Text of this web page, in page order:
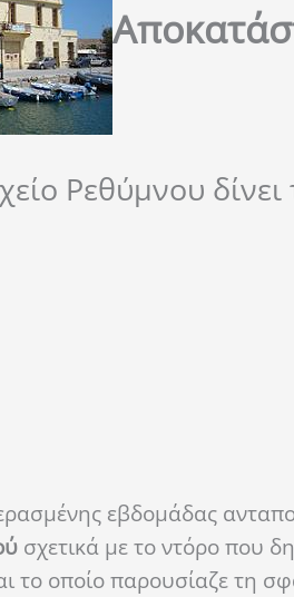
Ρεθύμνου
εβδομάδας
σχετικά με το ντόρο που
το οποίο παρουσίαζε τη